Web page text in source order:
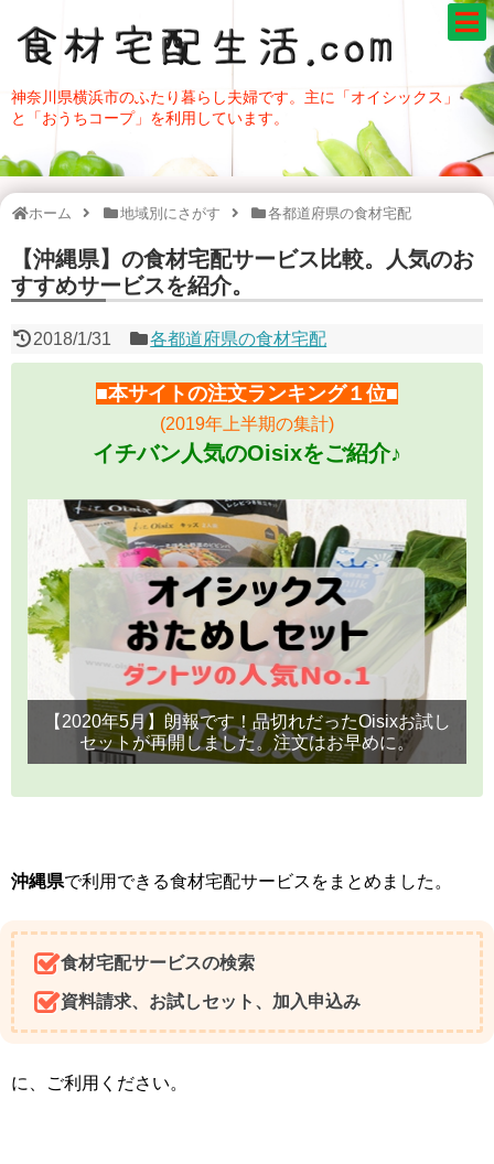
神奈川県横浜市のふたり暮らし夫婦です。主に「オイシックス」
と「おうちコープ」を利用しています。
ホーム 地域別にさがす 各都道府県の食材宅配
【沖縄県】の食材宅配サービス比較。人気のお
すすめサービスを紹介。
2018/1/31 各都道府県の食材宅配
■本サイトの注文ランキング１位■
(2019年上半期の集計)
イチバン人気のOisixをご紹介♪
【2020年5月】朗報です！品切れだったOisixお試し
セットが再開しました。注文はお早めに。
沖縄県で利用できる食材宅配サービスをまとめました。
食材宅配サービスの検索
資料請求、お試しセット、加入申込み
に、ご利用ください。